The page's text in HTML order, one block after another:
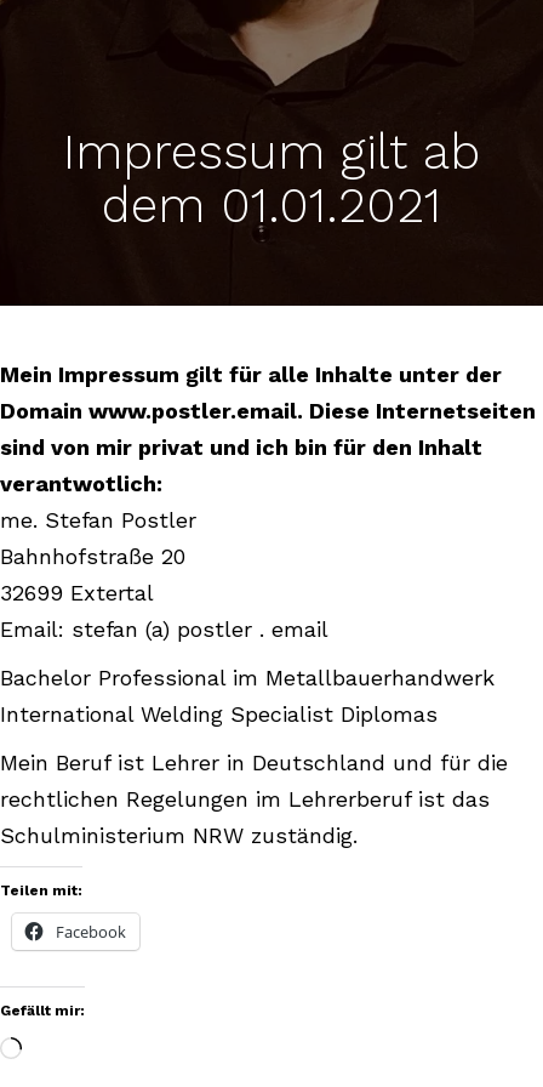
Impressum gilt ab
dem 01.01.2021
Mein Impressum gilt für alle Inhalte unter der
Domain www.postler.email. Diese Internetseiten
sind von mir privat und ich bin für den Inhalt
verantwotlich:
me. Stefan Postler
Bahnhofstraße 20
32699 Extertal
Email: stefan (a) postler . email
Bachelor Professional im Metallbauerhandwerk
International Welding Specialist Diplomas
Mein Beruf ist Lehrer in Deutschland und für die
rechtlichen Regelungen im Lehrerberuf ist das
Schulministerium NRW zuständig.
Teilen mit:
Facebook
Gefällt mir:
Wird